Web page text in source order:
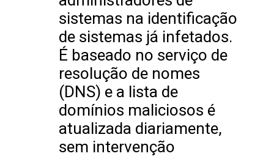
sistemas na identificação
de sistemas já infetados.
É baseado no serviço de
resolução de nomes
(DNS) e a lista de
domínios maliciosos é
atualizada diariamente,
sem intervenção